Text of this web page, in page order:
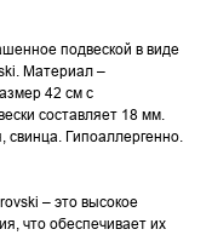
подвеской в виде
Материал –
42 см с
составляет 18 мм.
свинца. Гипоаллергенно.
– это высокое
что обеспечивает их